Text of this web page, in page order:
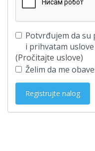
Potvrđujem da su
i prihvatam
(Pročitajte uslove)
Želim da me